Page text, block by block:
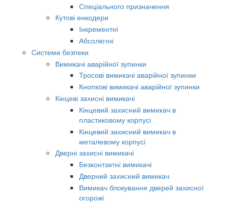
Спеціального призначення
Кутові енкодери
Інкрементні
Абсолютні
Системи безпеки
Вимикачі аварійної зупинки
Тросові вимикачі аварійної зупинки
Кнопкові вимикачі аварійної зупинки
Кінцеві захисні вимикачі
Кінцевий захисний вимикач в
пластиковому корпусі
Кінцевий захисний вимикач в
металевому корпусі
Дверні захисні вимикачі
Безконтактні вимикачі
Дверний захисний вимикач
Вимикач блокування дверей захисної
огорожі